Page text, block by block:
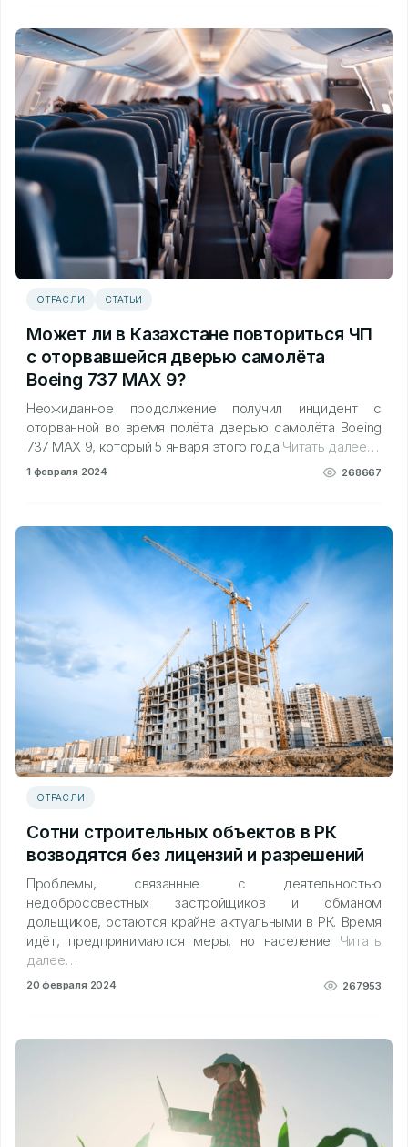
ОТРАСЛИ СТАТЬИ
Может ли в Казахстане повториться ЧП
с оторвавшейся дверью самолёта
Boeing 737 MAX 9?
Неожиданное продолжение получил инцидент с
оторванной во время полёта дверью самолёта Boeing
737 MAX 9, который 5 января этого года Читать далее…
1 февраля 2024 268667
ОТРАСЛИ
Сотни строительных объектов в РК
возводятся без лицензий и разрешений
Проблемы, связанные с деятельностью
недобросовестных застройщиков и обманом
дольщиков, остаются крайне актуальными в РК. Время
идёт, предпринимаются меры, но население Читать
далее…
20 февраля 2024 267953